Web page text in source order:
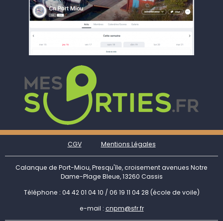
CGV Mentions Légales
Calanque de Port-Miou, Presqu'île, croisement avenues Notre
Dame-Plage Bleue, 13260 Cassis
Téléphone : 04 42 01 04 10 / 06 19 11 04 28 (école de voile)
e-mail : cnpm@sfr.fr